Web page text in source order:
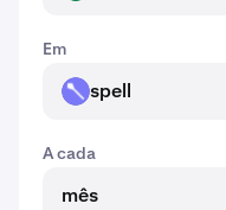
Em
SPELL spell
A cada
mês